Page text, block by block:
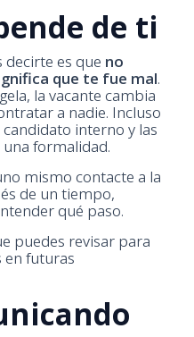
de ti
es que no
que te fue mal.
la vacante cambia
a nadie. Incluso
interno y las
formalidad.
mismo contacte a la
de un tiempo,
qué paso.
puedes revisar para
futuras